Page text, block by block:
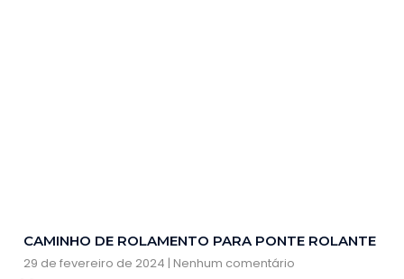
CAMINHO DE ROLAMENTO PARA PONTE ROLANTE
29 de fevereiro de 2024 Nenhum comentário